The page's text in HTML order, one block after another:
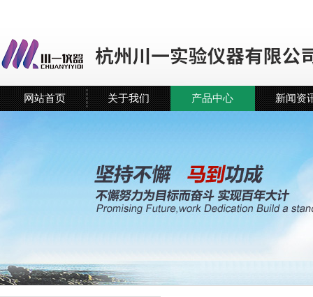
网站首页 关于我们 产品中心 新闻资